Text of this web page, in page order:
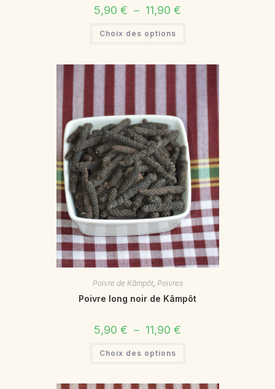
5,90 € – 11,90 €
prix :
à
Choix des options
Ce
a
options
peuvent
être
choisies
sur
la
page
du
produit
Poivre de Kâmpôt, Poivres
Poivre long noir de Kâmpôt
5,90 € – 11,90 €
prix :
à
Choix des options
Ce
a